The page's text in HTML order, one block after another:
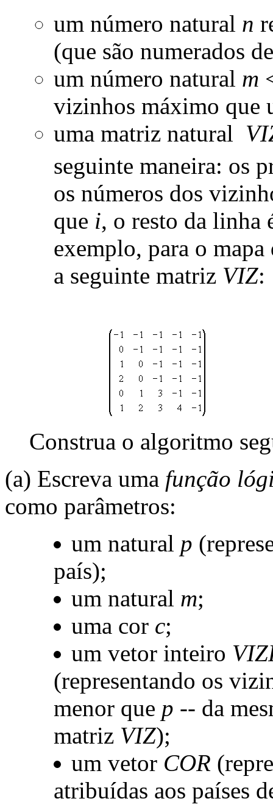
um número natural n
(que são numerados
um número natural m
vizinhos máximo que
uma matriz natural
seguinte maneira: os
os números dos
que i, o resto da linha
exemplo, para o
a seguinte matriz VIZ:
Construa o algoritmo
(a) Escreva uma função
como parâmetros:
um natural p
país);
um natural m;
uma cor c;
um vetor inteiro
(representando os
menor que p -- da
matriz VIZ);
um vetor COR
atribuídas aos países